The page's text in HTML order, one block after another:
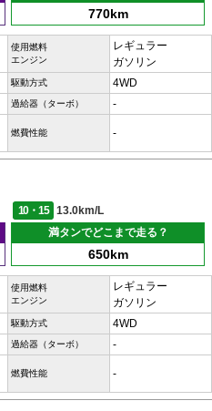
770km
使用燃料
エンジン
レギュラー
ガソリン
駆動方式 4WD
過給器（ターボ） -
燃費性能 -
10・15
13.0km/L
満タンでどこまで走る？
650km
使用燃料
エンジン
レギュラー
ガソリン
駆動方式 4WD
過給器（ターボ） -
燃費性能 -